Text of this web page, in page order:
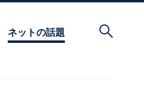
ネットの話題